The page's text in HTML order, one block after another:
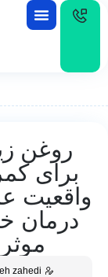
EN
روغن
برای
واقعیت
درمان
zahedi